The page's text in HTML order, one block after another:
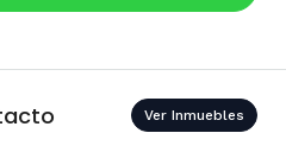
Ver Inmuebles